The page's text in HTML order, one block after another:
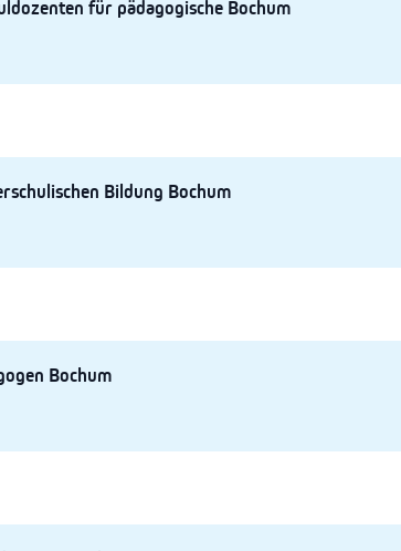
für pädagogische Bochum
Bildung Bochum
Bochum